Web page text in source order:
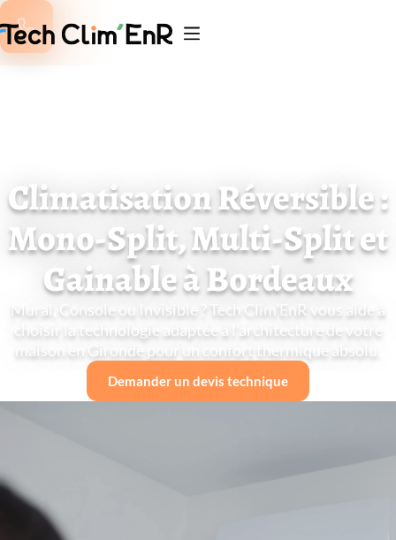
Climatisation Réversible :
Mono-Split, Multi-Split et
Gainable à Bordeaux
Mural, Console ou Invisible ? Tech Clim'EnR vous aide à
choisir la technologie adaptée à l'architecture de votre
maison en Gironde pour un confort thermique absolu.
Demander un devis
Demander un devis technique
